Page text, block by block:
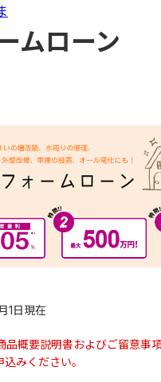
ムローン
1日現在
品概要説明書およびご留意事
みください。